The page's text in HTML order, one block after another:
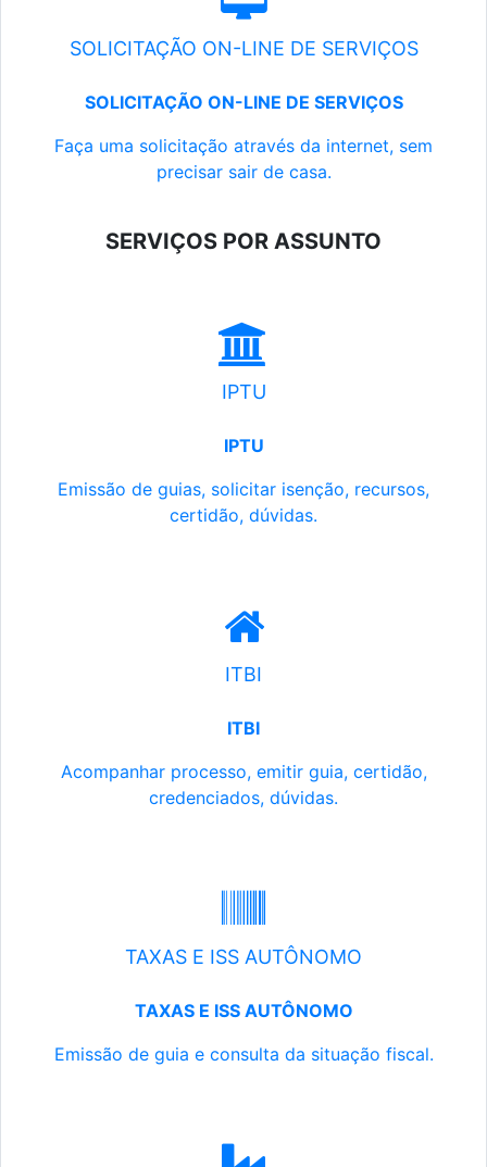
SOLICITAÇÃO ON-LINE DE SERVIÇOS
SOLICITAÇÃO ON-LINE DE SERVIÇOS
Faça uma solicitação através da internet, sem
precisar sair de casa.
SERVIÇOS POR ASSUNTO
IPTU
IPTU
Emissão de guias, solicitar isenção, recursos,
certidão, dúvidas.
ITBI
ITBI
Acompanhar processo, emitir guia, certidão,
credenciados, dúvidas.
TAXAS E ISS AUTÔNOMO
TAXAS E ISS AUTÔNOMO
Emissão de guia e consulta da situação fiscal.